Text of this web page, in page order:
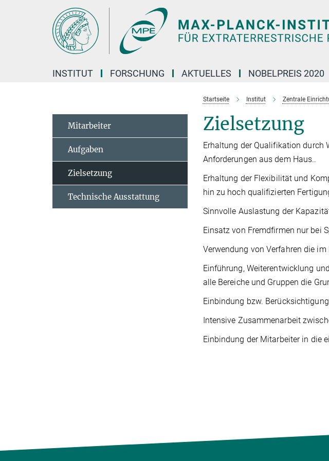
INSTITUT FORSCHUNG AKTUELLES NOBELPREIS 2020
Startseite Institut Zentrale
Zielsetzung
Erhaltung der Qualifikation durch
Anforderungen aus dem Haus..
Erhaltung der Flexibilität und
hin zu hoch qualifizierten
Sinnvolle Auslastung der
Einsatz von Fremdfirmen nur bei
Verwendung von Verfahren die
Einführung, Weiterentwicklung
alle Bereiche und Gruppen die
Einbindung bzw.
Intensive Zusammenarbeit
Einbindung der Mitarbeiter in die
Mitarbeiter
Aufgaben
Zielsetzung
Technische Ausstattung